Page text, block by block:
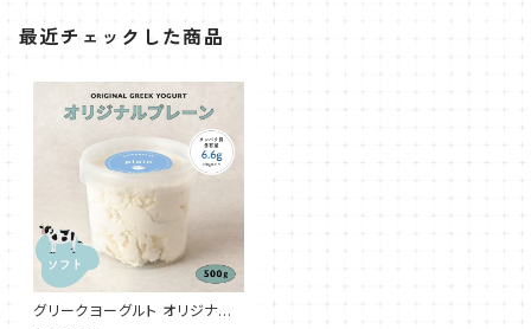
最近チェックした商品
グリークヨーグルト オリジナル